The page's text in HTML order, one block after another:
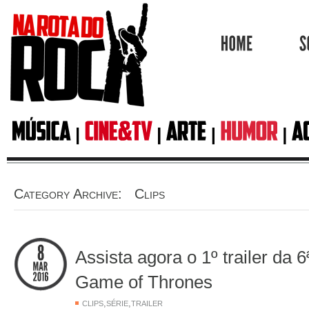
Category Archive: Clips
Assista agora o 1º trailer da
Game of Thrones
CLIPS,SÉRIE,TRAILER